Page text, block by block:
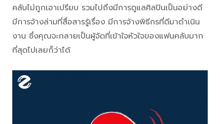
คลับไม่ถูกเอาเปรียบ รวมไปถึงมีการดูแลศิลปินเป็นอย่างดี
มีการจ้างล่ามที่สื่อสารรู้เรื่อง มีการจ้างพิธีกรที่ดีมาดำเนิน
งาน ซึ่งคุณจะกลายเป็นผู้จัดที่เข้าใจหัวใจของแฟนคลับมาก
ที่สุดไปเลยก็ว่าได้